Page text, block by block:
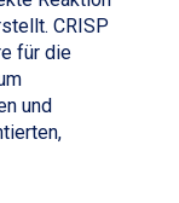
CRISP
für die
und